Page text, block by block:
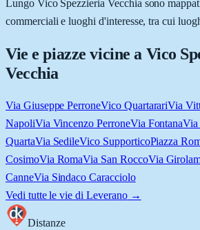
Lungo Vico Spezzieria Vecchia sono
commerciali e luoghi d'interesse, tra cui
Vie e piazze vicine a Vico
Vecchia
Via Giuseppe PerroneVico QuartarariVia
NapoliVia Vincenzo PerroneVia FontanaVia
QuartaVia SedileVico SupporticoPiazza
CosimoVia RomaVia San RoccoVia
CanneVia Sindaco Caracciolo
Vedi tutte le vie di Leverano→
Distanze